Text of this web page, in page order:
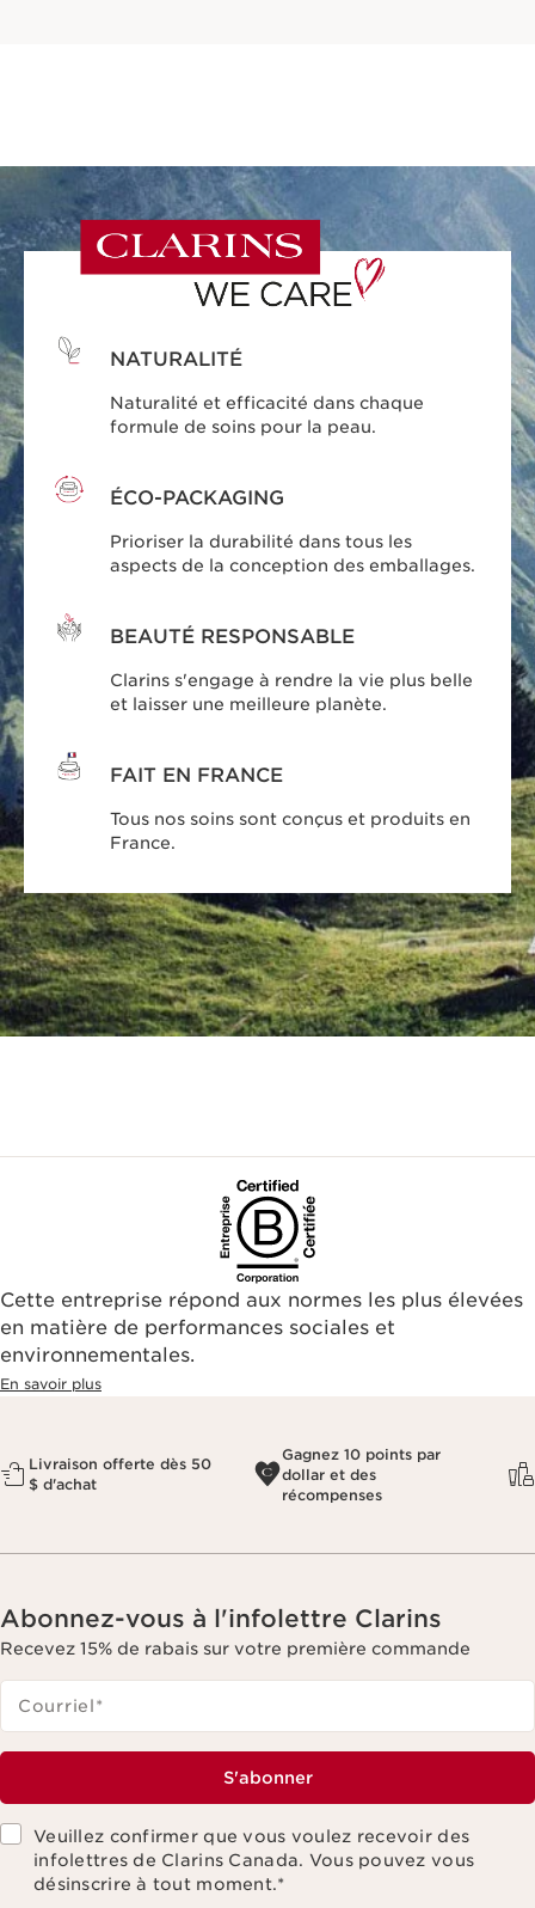
NATURALITÉ
Naturalité et efficacité dans chaque
formule de soins pour la peau.
ÉCO-PACKAGING
Prioriser la durabilité dans tous les
aspects de la conception des emballages.
BEAUTÉ RESPONSABLE
Clarins s'engage à rendre la vie plus belle
et laisser une meilleure planète.
FAIT EN FRANCE
Tous nos soins sont conçus et produits en
France.
Cette entreprise répond aux normes les plus élevées
en matière de performances sociales et
environnementales.​
En savoir plus
Livraison offerte dès 50
$ d'achat
Gagnez 10 points par
dollar et des
récompenses
Abonnez-vous à l'infolettre Clarins
Recevez 15% de rabais sur votre première commande
Courriel*
S'abonner
Veuillez confirmer que vous voulez recevoir des
infolettres de Clarins Canada. Vous pouvez vous
désinscrire à tout moment.*